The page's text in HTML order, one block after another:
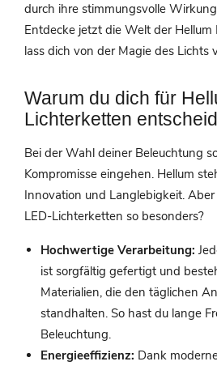
durch ihre stimmungsvolle
Entdecke jetzt die Welt der
lass dich von der Magie des Lichts
Warum du dich für
Lichterketten
Bei der Wahl deiner Beleuchtung
Kompromisse eingehen. Hellum
Innovation und Langlebigkeit.
LED-Lichterketten so besonders?
Hochwertige Verarbeitung:
ist sorgfältig gefertigt und
Materialien, die den täglichen
standhalten. So hast du lange
Beleuchtung.
Energieeffizienz: Dank